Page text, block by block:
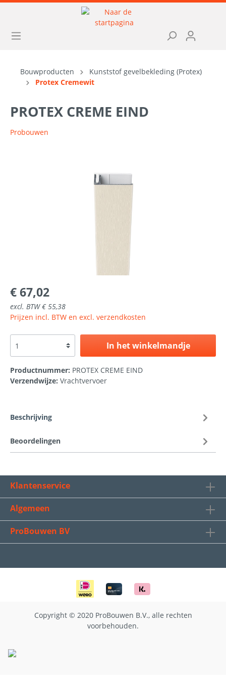
Bouwproducten
Kunststof gevelbekleding (Protex)
Protex Cremewit
PROTEX CREME EIND
Probouwen
€ 67,02
excl. BTW € 55,38
Prijzen incl. BTW en excl. verzendkosten
In het winkelmandje
Productnummer: PROTEX CREME EIND
Verzendwijze: Vrachtvervoer
Beschrijving
Beoordelingen
Klantenservice
Algemeen
ProBouwen BV
Copyright © 2020 ProBouwen B.V., alle rechten
voorbehouden.